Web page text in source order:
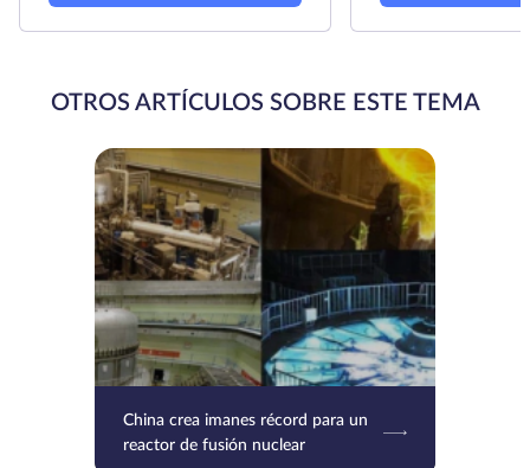
OTROS ARTÍCULOS SOBRE ESTE TEMA
China crea imanes récord para un
reactor de fusión nuclear